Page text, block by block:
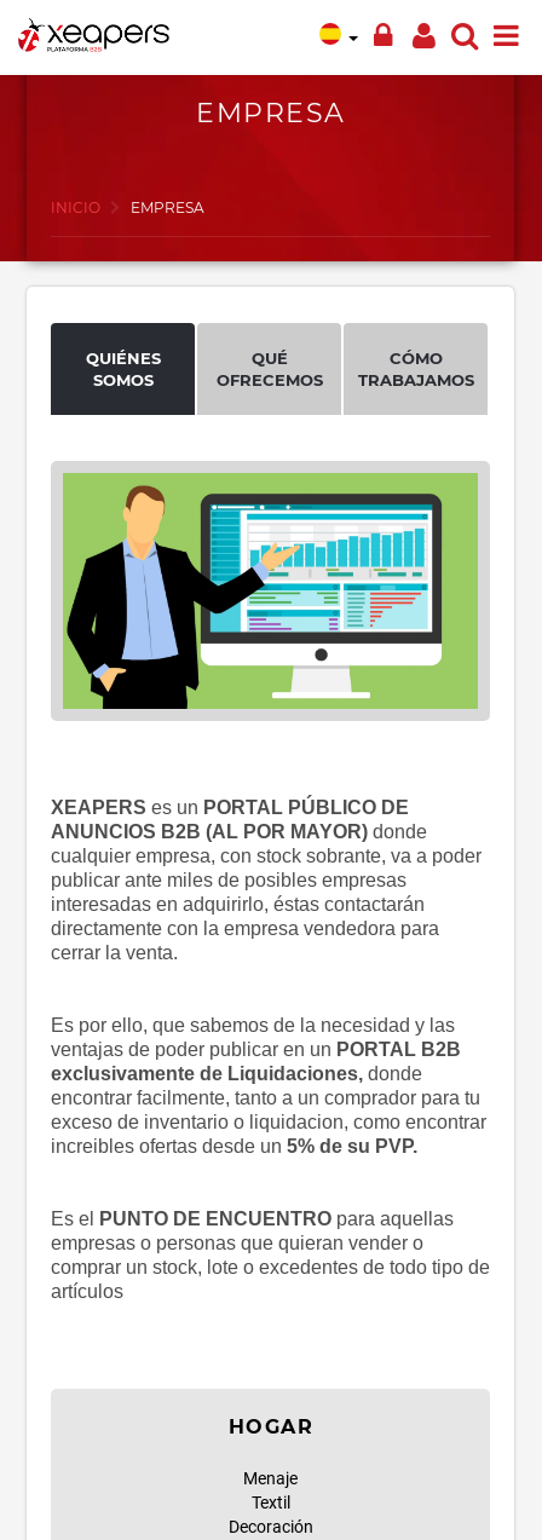
EMPRESA
INICIO EMPRESA
QUIÉNES
SOMOS
QUÉ
OFRECEMOS
CÓMO
TRABAJAMOS
XEAPERS es un PORTAL PÚBLICO DE
ANUNCIOS B2B (AL POR MAYOR)donde
cualquier empresa, con stock sobrante, va a poder
publicar ante miles de posibles empresas
interesadas en adquirirlo, éstas contactarán
directamente con la empresa vendedora para
cerrar la venta.
Es por ello, que sabemos de la necesidad y las
ventajas de poder publicar en un PORTAL B2B
exclusivamente de Liquidaciones,donde
encontrar facilmente, tanto a un comprador para tu
exceso de inventario o liquidacion, como encontrar
increibles ofertas desde un 5% de su PVP.
Es el PUNTO DE ENCUENTRO para aquellas
empresas o personas que quieran vender o
comprar un stock, lote o excedentes de todo tipo de
artículos
HOGAR
Menaje
Textil
Decoración